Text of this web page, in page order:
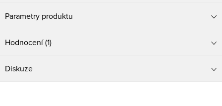
Parametry produktu
Hodnocení (1)
Diskuze